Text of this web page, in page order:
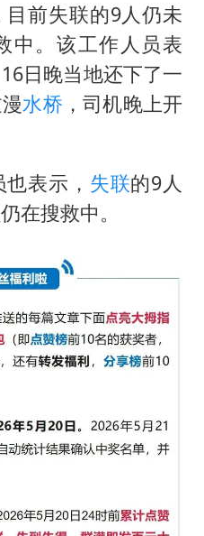
前失联的9人仍未
中。该工作人员表
日晚当地还下了一
水桥 ，司机晚上开
表示， 失联的9人
在搜救中。